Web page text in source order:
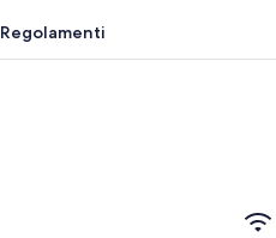
Regolamenti